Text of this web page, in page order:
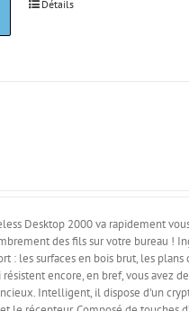
Détails
Desktop 2000 va rapidement
des fils sur votre bureau !
: les surfaces en bois brut, les
encore, en bref, vous avez
Intelligent, il dispose d'un